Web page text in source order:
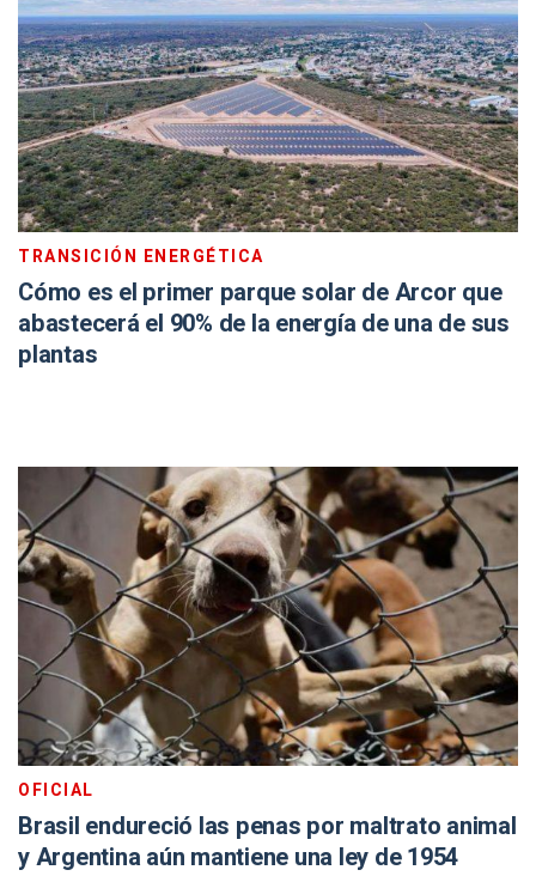
TRANSICIÓN ENERGÉTICA
Cómo es el primer parque solar de Arcor que
abastecerá el 90% de la energía de una de sus
plantas
OFICIAL
Brasil endureció las penas por maltrato animal
y Argentina aún mantiene una ley de 1954